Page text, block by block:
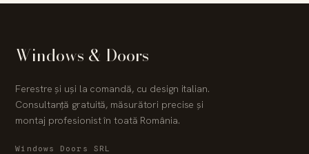
Windows & Doors
Ferestre și uși la comandă, cu design italian.
Consultanță gratuită, măsurători precise și
montaj profesionist în toată România.
Windows Doors SRL